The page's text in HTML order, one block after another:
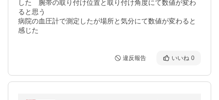
した　腕帯の取り付け位置と取り付け角度にて数値が変わ
ると思う
病院の血圧計で測定したが場所と気分にて数値が変わると
感じた
違反報告 いいね 0